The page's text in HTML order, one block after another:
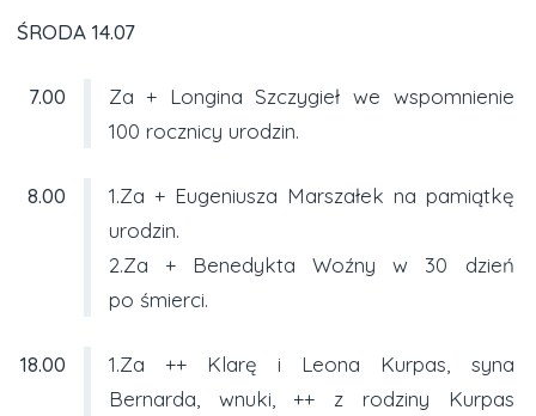
ŚRODA 14.07
7.00
Za + Longina Szczygieł we wspomnienie
100 rocznicy urodzin.
8.00
1.Za + Eugeniusza Marszałek na pamiątkę
urodzin.
2.Za + Benedykta Woźny w 30 dzień
po śmierci.
18.00
1.Za ++ Klarę i Leona Kurpas, syna
Bernarda, wnuki, ++ z rodziny Kurpas